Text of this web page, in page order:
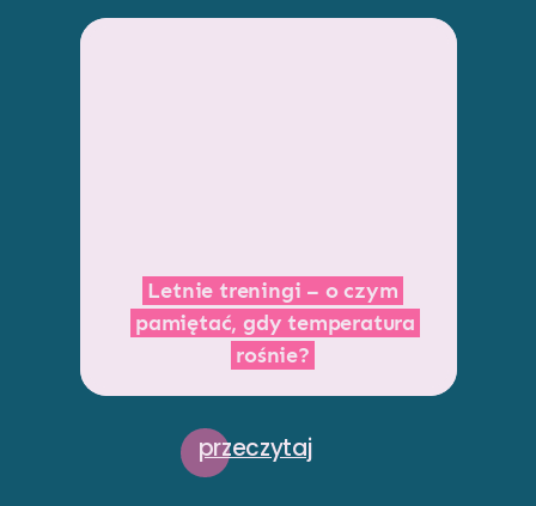
Letnie treningi – o czym
pamiętać, gdy temperatura
rośnie?
przeczytaj